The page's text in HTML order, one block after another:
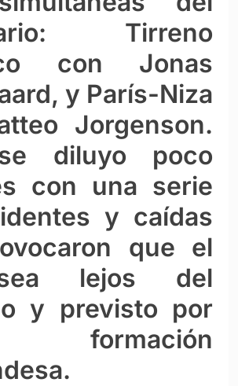
Tirreno
con Jonas
y París-Niza
Jorgenson.
diluyo poco
con una serie
y caídas
que el
lejos del
y previsto por